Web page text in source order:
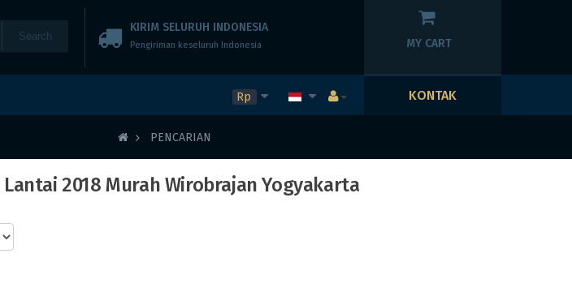
Search
KIRIM SELURUH INDONESIA
Pengiriman keseluruh Indonesia MY CART
KONTAK
Rp
PENCARIAN
Lantai 2018 Murah Wirobrajan Yogyakarta